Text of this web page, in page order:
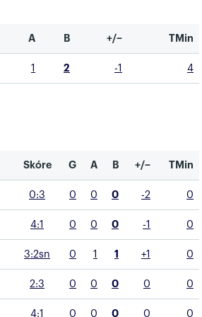
A B +/− TMin
1 2 -1 4
Skóre G A B +/− TMin
0:3 0 0 0 -2 0
4:1 0 0 0 -1 0
3:2sn 0 1 1 +1 0
2:3 0 0 0 0 0
4:1 0 0 0 0 0